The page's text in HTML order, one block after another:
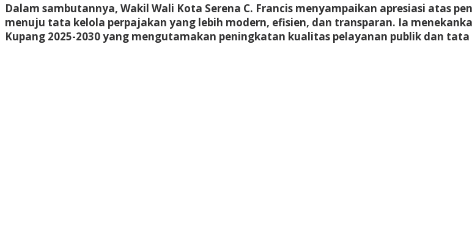
Dalam sambutannya, Wakil Wali Kota Serena C. Francis menyampaikan apresiasi atas
menuju tata kelola perpajakan yang lebih modern, efisien, dan transparan. Ia
Kupang 2025-2030 yang mengutamakan peningkatan kualitas pelayanan publik dan